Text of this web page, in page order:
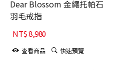
Dear Blossom 金繩托帕石
羽毛戒指
NT$8,980
查看商品 快速預覽